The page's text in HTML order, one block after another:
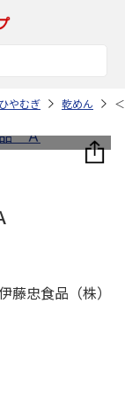
やむぎ 乾めん
忠食品（株）